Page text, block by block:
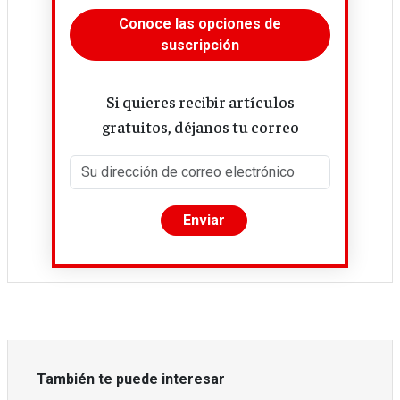
Conoce las opciones de
suscripción
Si quieres recibir artículos
gratuitos, déjanos tu correo
También te puede interesar